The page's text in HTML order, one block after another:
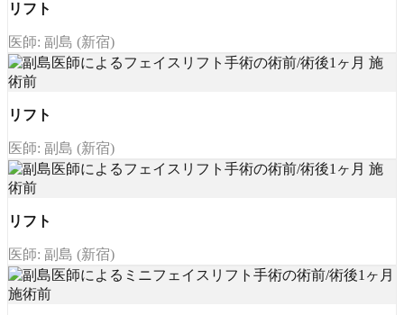
リフト
医師: 副島 (新宿)
リフト
医師: 副島 (新宿)
リフト
医師: 副島 (新宿)